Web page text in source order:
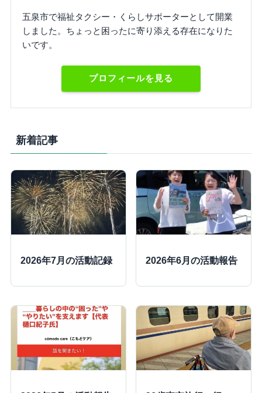
五泉市で福祉タクシー・くらしサポーターとして開業
しました。ちょっと困ったに寄り添える存在になりた
いです。
プロフィールを見る
新着記事
2026年7月の活動記録 2026年6月の活動報告